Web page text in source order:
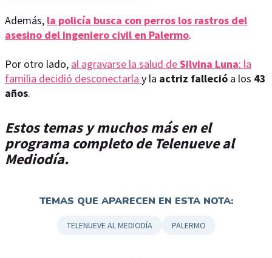
Además, la policía busca con perros los rastros del
asesino del ingeniero civil en Palermo.
Por otro lado, al agravarse la salud deSilvina Luna: la
familia decidió desconectarla y la actriz falleció a los 43
años.
Estos temas y muchos más en el
programa completo de Telenueve al
Mediodía.
TEMAS QUE APARECEN EN ESTA NOTA:
TELENUEVE AL MEDIODÍA PALERMO